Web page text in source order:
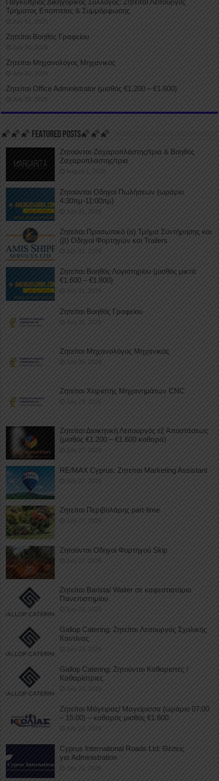
Παγκύπριος Δικηγορικός Σύλλογος: Ζητείται Λειτουργός
Τμήματος Εποπτείας & Συμμόρφωσης
July 31, 2026
Ζητείται Βοηθός Γραφείου
July 30, 2026
Ζητείται Μηχανολόγος Μηχανικός
July 30, 2026
Ζητείται Office Administrator (μισθός €1.200 – €1.600)
July 30, 2026
🌠🌠🌠 FEATURED POSTS🌠🌠🌠
Ζητούνται Ζαχαροπλάστης/τρια & Βοηθός
Ζαχαροπλάστης/τρια
August 1, 2026
Ζητούνται Οδηγοί Πωλήσεων (ωράριο
4:30πμ-11:00πμ)
July 31, 2026
Ζητείται Προσωπικό (α) Τμήμα Συντήρησης και
(β) Οδηγοί Φορτηγών και Trailers
July 31, 2026
Ζητείται Βοηθός Λογιστηρίου (μισθός μικτά
€1.600 – €1.800)
July 31, 2026
Ζητείται Βοηθός Γραφείου
July 30, 2026
Ζητείται Μηχανολόγος Μηχανικός
July 30, 2026
Ζητείται Χειριστής Μηχανημάτων CNC
July 29, 2026
Ζητείται Διοικητική Λειτουργός εξ Αποστάσεως
(μισθός €1.200 – €1.600 καθαρά)
July 27, 2026
RE/MAX Cyprus: Ζητείται Marketing Assistant
July 27, 2026
Ζητείται Περιβολάρης part-time
July 27, 2026
Ζητούνται Οδηγοί Φορτηγού Skip
July 27, 2026
Ζητείται Barista/ Waiter σε καφεστιατόριο
Πανεπιστημίου
July 23, 2026
Gallop Catering: Ζητείται Λειτουργός Σχολικής
Καντίνας
July 23, 2026
Gallop Catering: Ζητούνται Καθαριστές /
Καθαρίστριες
July 23, 2026
Ζητείται Μάγειρας/ Μαγείρισσα (ωράριο 07:00
– 15:00) – καθαρός μισθός €1.600
July 23, 2026
Cyprus International Roads Ltd: Θέσεις
για Administration
July 21, 2026